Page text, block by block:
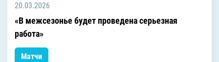
20.03.2026
«В межсезонье будет проведена серьезная
работа»
Матчи